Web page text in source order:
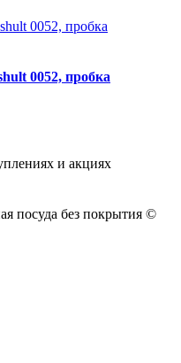
0052, пробка
и акциях
посуда без покрытия ©